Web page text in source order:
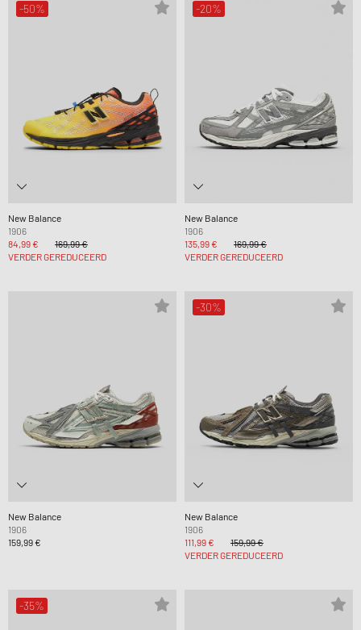
-50%
New Balance
1906
84,99 €
169,99 €
VERDER GEREDUCEERD
-20%
New Balance
1906
135,99 €
169,99 €
VERDER GEREDUCEERD
New Balance
1906
159,99 €
-30%
New Balance
1906
111,99 €
159,99 €
VERDER GEREDUCEERD
-35%